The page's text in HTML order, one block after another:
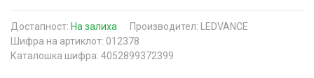
Достапност: На залиха Производител:
LEDVANCE
Шифра на артиклот: 012378
Каталошка шифра: 4052899372399